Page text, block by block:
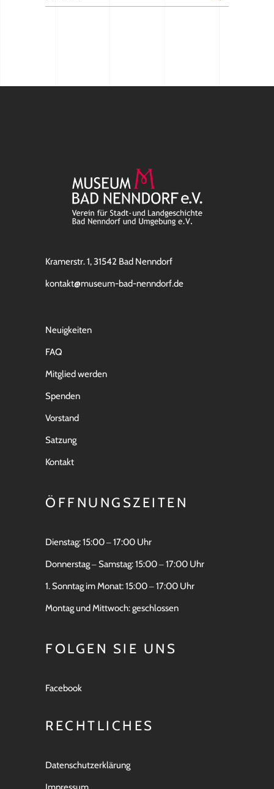
for:
Kramerstr. 1, 31542 Bad Nenndorf
kontakt@museum-bad-nenndorf.de
Neuigkeiten
FAQ
Mitglied werden
Spenden
Vorstand
Satzung
Kontakt
ÖFFNUNGSZEITEN
Dienstag: 15:00 ‒ 17:00 Uhr
Donnerstag ‒ Samstag: 15:00 ‒ 17:00 Uhr
1. Sonntag im Monat: 15:00 ‒ 17:00 Uhr
Montag und Mittwoch: geschlossen
FOLGEN SIE UNS
Facebook
RECHTLICHES
Datenschutzerklärung